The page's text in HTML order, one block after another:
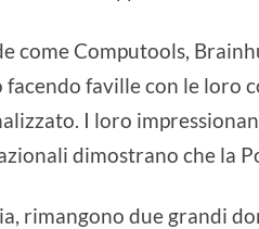
come Computools,
facendo faville con le loro
I loro
dimostrano che la
rimangono due grandi